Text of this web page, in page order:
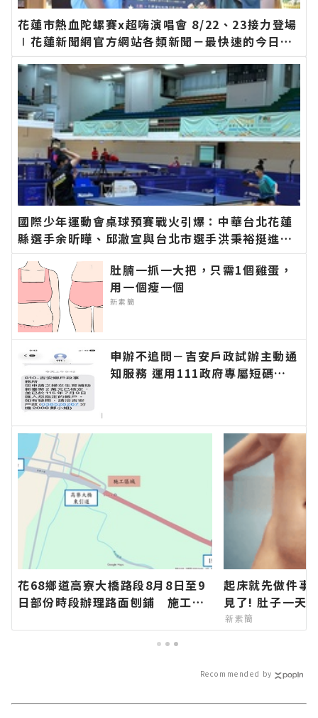
花蓮市熱血陀螺賽x超嗨演唱會 8/22、23接力登場
∣花蓮新聞網官方網站各類新聞－最快速的今日新
聞報導 最新的在地資訊！
國際少年運動會桌球預賽戰火引爆：中華台北花蓮
縣選手余昕曄、邱澈宣與台北市選手洪秉裕挺進男
子單打八強∣花蓮新聞網官方網站各類新聞－最快
速的今日新聞報導 最新的在地資訊！
肚腩一抓一大把，只需1個雞蛋，
用一個瘦一個
新素簡
申辦不追問－吉安戶政試辦主動通
知服務 運用111政府專屬短碼簡
的今日新聞報導 最新的在地資
花68鄉道高寮大橋路段8月8日至9
日部份時段辦理路面刨鋪 施工期
蓮新聞網官方網站各類新聞－最快
起床就先做件事
見了! 肚子一天
新素簡
Recommended by